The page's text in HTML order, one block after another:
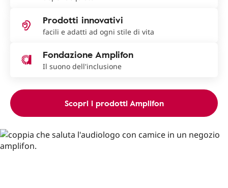
Prodotti innovativi
facili e adatti ad ogni stile di vita
Fondazione Amplifon
Il suono dell'inclusione
Scopri i prodotti Amplifon